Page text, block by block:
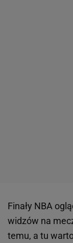
Finały NBA
widzów na
temu, a tu